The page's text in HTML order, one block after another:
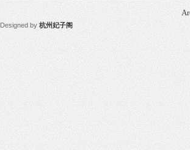
Designed by 杭州妃子阁